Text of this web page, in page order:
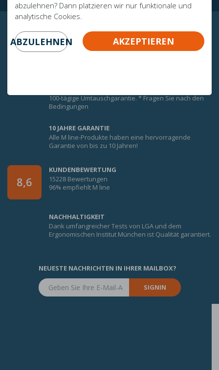
abzulehnen? Dann platzieren wir nur funktionale und
analytische Cookies.
ABZULEHNEN AKZEPTIEREN
GARANTIERTE GEWISSHEIT!
100-tägige Umtauschgarantie. * Fragen Sie nach den
Bedingungen
10 JAHRE GARANTIE
Alle M line-Produkte haben eine hervorragende
Garantie von bis zu 10 Jahren!
8,6
KUNDENBEWERTUNG
15228 Bewertungen
96% empfiehlt M line
NACHHALTIGKEIT
Dank umfangreicher Tests von LGA und dem
Ergonomischen Institut München ist Qualität garantiert.
NEUESTE NACHRICHTEN IN IHRER MAILBOX?
SIGNIN